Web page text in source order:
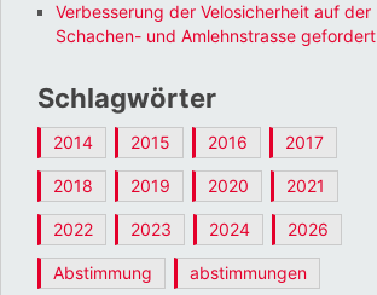
Verbesserung der Velosicherheit auf der
Schachen- und Amlehnstrasse gefordert
Schlagwörter
2014 2015 2016 2017
2018 2019 2020 2021
2022 2023 2024 2026
Abstimmung abstimmungen